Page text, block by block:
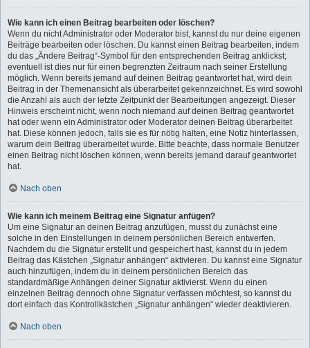
Wie kann ich einen Beitrag bearbeiten oder löschen?
Wenn du nicht Administrator oder Moderator bist, kannst du nur deine eigenen
Beiträge bearbeiten oder löschen. Du kannst einen Beitrag bearbeiten, indem
du das „Ändere Beitrag“-Symbol für den entsprechenden Beitrag anklickst;
eventuell ist dies nur für einen begrenzten Zeitraum nach seiner Erstellung
möglich. Wenn bereits jemand auf deinen Beitrag geantwortet hat, wird dein
Beitrag in der Themenansicht als überarbeitet gekennzeichnet. Es wird sowohl
die Anzahl als auch der letzte Zeitpunkt der Bearbeitungen angezeigt. Dieser
Hinweis erscheint nicht, wenn noch niemand auf deinen Beitrag geantwortet
hat oder wenn ein Administrator oder Moderator deinen Beitrag überarbeitet
hat. Diese können jedoch, falls sie es für nötig halten, eine Notiz hinterlassen,
warum dein Beitrag überarbeitet wurde. Bitte beachte, dass normale Benutzer
einen Beitrag nicht löschen können, wenn bereits jemand darauf geantwortet
hat.
Nach oben
Wie kann ich meinem Beitrag eine Signatur anfügen?
Um eine Signatur an deinen Beitrag anzufügen, musst du zunächst eine
solche in den Einstellungen in deinem persönlichen Bereich entwerfen.
Nachdem du die Signatur erstellt und gespeichert hast, kannst du in jedem
Beitrag das Kästchen „Signatur anhängen“ aktivieren. Du kannst eine Signatur
auch hinzufügen, indem du in deinem persönlichen Bereich das
standardmäßige Anhängen deiner Signatur aktivierst. Wenn du einen
einzelnen Beitrag dennoch ohne Signatur verfassen möchtest, so kannst du
dort einfach das Kontrollkästchen „Signatur anhängen“ wieder deaktivieren.
Nach oben